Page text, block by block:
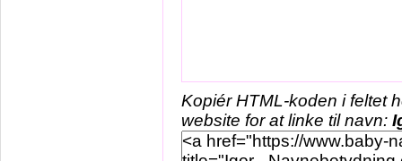
Kopiér HTML-koden i feltet
website for at linke til navn: